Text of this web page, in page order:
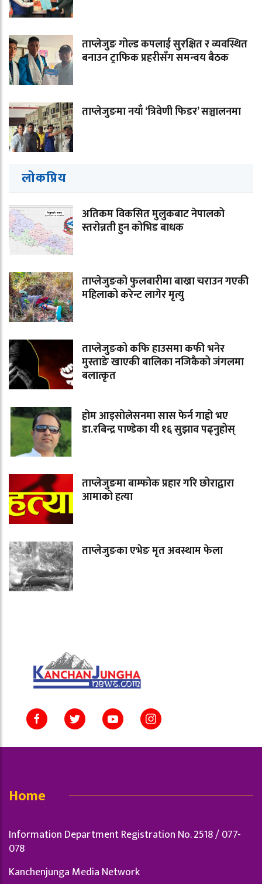
ताप्लेजुङ गोल्ड कपलाई सुरक्षित र व्यवस्थित
बनाउन ट्राफिक प्रहरीसँग समन्वय बैठक
ताप्लेजुङमा नयाँ ‘त्रिवेणी फिडर’ सञ्चालनमा
लोकप्रिय
अतिकम विकसित मुलुकबाट नेपालको
स्तरोन्नती हुन कोभिड बाधक
ताप्लेजुङको फुलबारीमा बाख्रा चराउन गएकी
महिलाको करेन्ट लागेर मृत्यु
ताप्लेजुङको कफि हाउसमा कफी भनेर
मुस्ताङे खाएकी बालिका नजिकैको जंगलमा
बलात्कृत
होम आइसोलेसनमा सास फेर्न गाह्रो भए
डा.रबिन्द्र पाण्डेका यी १६ सुझाव पढ्नुहोस्
ताप्लेजुङमा बाम्फोक प्रहार गरि छोराद्वारा
आमाको हत्या
ताप्लेजुङका एभेङ मृत अवस्थाम फेला
Home
Information Department Registration No. 2518 / 077-
078
Kanchenjunga Media Network